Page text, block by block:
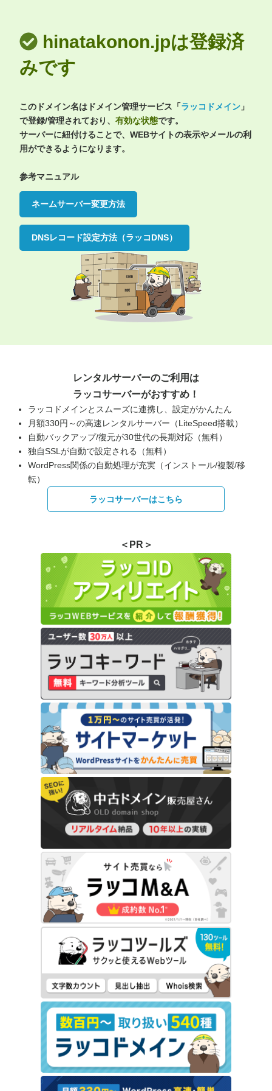
hinatakonon.jpは登録済
みです
このドメイン名はドメイン管理サービス「ラッコドメイン 」
で登録/管理されており、 有効な状態です。
サーバーに紐付けることで、WEBサイトの表示やメールの利
用ができるようになります。
参考マニュアル
ネームサーバー変更方法
DNSレコード設定方法（ラッコDNS）
レンタルサーバーのご利用は
ラッコサーバーがおすすめ！
ラッコドメインとスムーズに連携し、設定がかんたん
月額330円～の高速レンタルサーバー（LiteSpeed搭載）
自動バックアップ/復元が30世代の長期対応（無料）
独自SSLが自動で設定される（無料）
WordPress関係の自動処理が充実（インストール/複製/移
転）
ラッコサーバーはこちら
＜PR＞